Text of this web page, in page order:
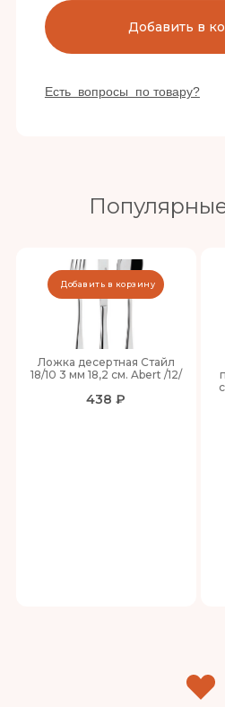
Добавить в
Есть вопросы по товару?
Ложка десертная Стайл
18/10 3 мм 18,2 см. Abert /12/
438 ₽
Добавить в корзину